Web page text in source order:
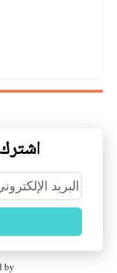
by